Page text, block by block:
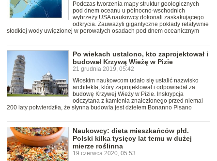
Podczas tworzenia mapy struktur geologicznych
pod dnem oceanu u północno-wschodnich
wybrzeży USA naukowcy dokonali zaskakującego
odkrycia. Zauważyli gigantyczne pokłady relatywnie
słodkiej wody uwięzionej w porowatych osadach pod dnem oceanicznym
Po wiekach ustalono, kto zaprojektował i
budował Krzywą Wieżę w Pizie
21 grudnia 2019, 05:42
Włoskim naukowcom udało się ustalić nazwisko
architekta, który zaprojektował i odpowiadał za
budowę Krzywej Wieży w Pizie. Inskrypcja
odczytana z kamienia znalezionego przed niemal
200 laty potwierdziła, że słynna budowla jest dziełem Bonanno Pisano
Naukowcy: dieta mieszkańców płd.
Polski kilka tysięcy lat temu w dużej
mierze roślinna
19 czerwca 2020, 05:53